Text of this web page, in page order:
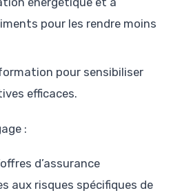
pour les rendre moins
pour sensibiliser
efficaces.
:
d’assurance
aux risques spécifiques de